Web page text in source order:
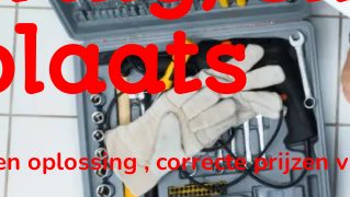
oplossing , correcte prijzen